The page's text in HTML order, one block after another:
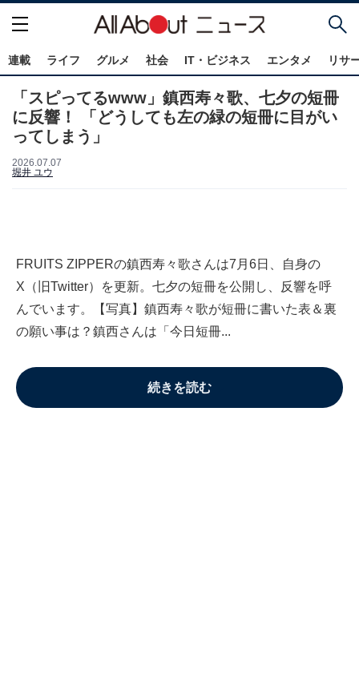
連載 ライフ グルメ 社会 IT・ビジネス エンタメ リサ
「スピってるwww」鎮西寿々歌、七夕の短冊
に反響！ 「どうしても左の緑の短冊に目がい
ってしまう」
2026.07.07
堀井 ユウ
FRUITS ZIPPERの鎮西寿々歌さんは7月6日、自身の
X（旧Twitter）を更新。七夕の短冊を公開し、反響を呼
んでいます。【写真】鎮西寿々歌が短冊に書いた表＆裏
の願い事は？鎮西さんは「今日短冊...
続きを読む